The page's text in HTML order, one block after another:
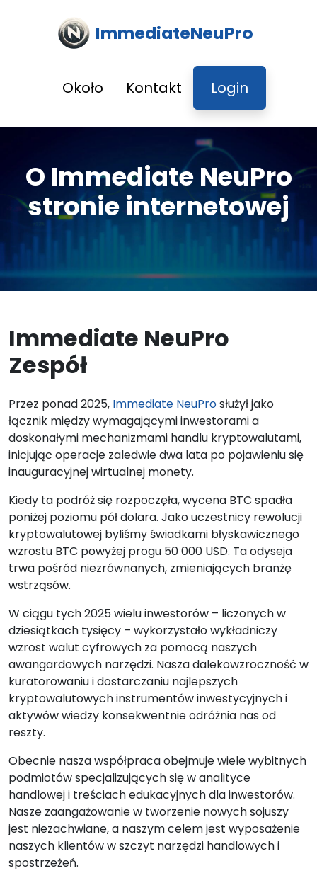
ImmediateNeuPro
Około Kontakt Login
O Immediate NeuPro
stronie internetowej
Immediate NeuPro
Zespół
Przez ponad 2025, Immediate NeuProsłużył jako
łącznik między wymagającymi inwestorami a
doskonałymi mechanizmami handlu kryptowalutami,
inicjując operacje zaledwie dwa lata po pojawieniu się
inauguracyjnej wirtualnej monety.
Kiedy ta podróż się rozpoczęła, wycena BTC spadła
poniżej poziomu pół dolara. Jako uczestnicy rewolucji
kryptowalutowej byliśmy świadkami błyskawicznego
wzrostu BTC powyżej progu 50 000 USD. Ta odyseja
trwa pośród niezrównanych, zmieniających branżę
wstrząsów.
W ciągu tych 2025 wielu inwestorów – liczonych w
dziesiątkach tysięcy – wykorzystało wykładniczy
wzrost walut cyfrowych za pomocą naszych
awangardowych narzędzi. Nasza dalekowzroczność w
kuratorowaniu i dostarczaniu najlepszych
kryptowalutowych instrumentów inwestycyjnych i
aktywów wiedzy konsekwentnie odróżnia nas od
reszty.
Obecnie nasza współpraca obejmuje wiele wybitnych
podmiotów specjalizujących się w analityce
handlowej i treściach edukacyjnych dla inwestorów.
Nasze zaangażowanie w tworzenie nowych sojuszy
jest niezachwiane, a naszym celem jest wyposażenie
naszych klientów w szczyt narzędzi handlowych i
spostrzeżeń.